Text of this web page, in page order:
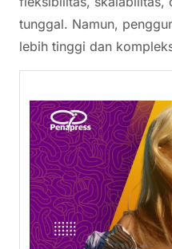
tunggal. Namun,
lebih tinggi dan